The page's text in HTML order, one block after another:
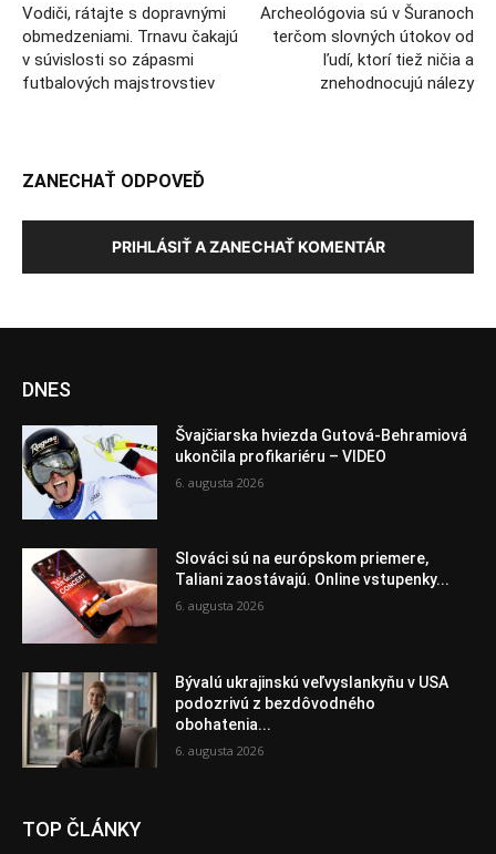
Vodiči, rátajte s dopravnými
obmedzeniami. Trnavu čakajú
v súvislosti so zápasmi
futbalových majstrovstiev
Archeológovia sú v Šuranoch
terčom slovných útokov od
ľudí, ktorí tiež ničia a
znehodnocujú nálezy
ZANECHAŤ ODPOVEĎ
PRIHLÁSIŤ A ZANECHAŤ KOMENTÁR
DNES
Švajčiarska hviezda Gutová-Behramiová
ukončila profikariéru – VIDEO
6. augusta 2026
Slováci sú na európskom priemere,
Taliani zaostávajú. Online vstupenky...
6. augusta 2026
Bývalú ukrajinskú veľvyslankyňu v USA
podozrivú z bezdôvodného
obohatenia...
6. augusta 2026
TOP ČLÁNKY